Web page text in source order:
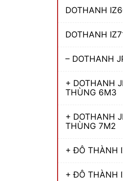
DOTHANH
DOTHANH
– DOTHANH
+ DOTHANH
THÙNG 6M3
+ DOTHANH
THÙNG 7M2
+ ĐÔ THÀNH
+ ĐÔ THÀNH